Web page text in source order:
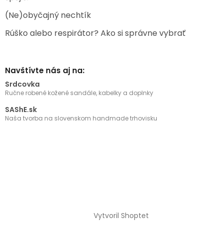
(Ne)obyčajný nechtík
Rúško alebo respirátor? Ako si správne vybrať
Navštívte nás aj na:
Srdcovka
Ručne robené kožené sandále, kabelky a doplnky
SAShE.sk
Naša tvorba na slovenskom handmade trhovisku
Vytvoril Shoptet